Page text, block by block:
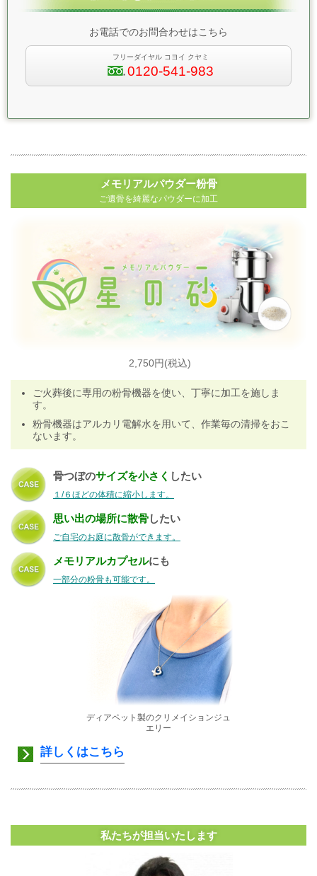
お電話でのお問合わせはこちら
フリーダイヤル コヨイ クヤミ
0120-541-983
メモリアルパウダー粉骨
ご遺骨を綺麗なパウダーに加工
2,750円(税込)
ご火葬後に専用の粉骨機器を使い、丁寧に加工を施しま
す。
粉骨機器はアルカリ電解水を用いて、作業毎の清掃をおこ
ないます。
骨つぼのサイズを小さく したい
１/６ほどの体積に縮小します。
思い出の場所に散骨したい
ご自宅のお庭に散骨ができます。
メモリアルカプセルにも
一部分の粉骨も可能です。
ディアペット製のクリメイションジュ
エリー
詳しくはこちら
私たちが担当いたします